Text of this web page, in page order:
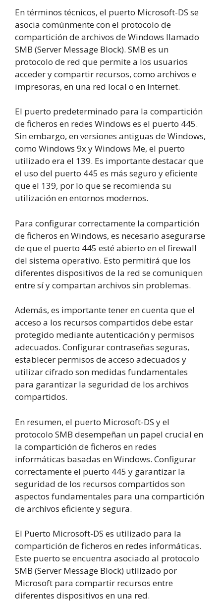
En términos técnicos, el puerto Microsoft-DS se
asocia comúnmente con el protocolo de
compartición de archivos de Windows llamado
SMB (Server Message Block). SMB es un
protocolo de red que permite a los usuarios
acceder y compartir recursos, como archivos e
impresoras, en una red local o en Internet.
El puerto predeterminado para la compartición
de ficheros en redes Windows es el puerto 445.
Sin embargo, en versiones antiguas de Windows,
como Windows 9x y Windows Me, el puerto
utilizado era el 139. Es importante destacar que
el uso del puerto 445 es más seguro y eficiente
que el 139, por lo que se recomienda su
utilización en entornos modernos.
Para configurar correctamente la compartición
de ficheros en Windows, es necesario asegurarse
de que el puerto 445 esté abierto en el firewall
del sistema operativo. Esto permitirá que los
diferentes dispositivos de la red se comuniquen
entre sí y compartan archivos sin problemas.
Además, es importante tener en cuenta que el
acceso a los recursos compartidos debe estar
protegido mediante autenticación y permisos
adecuados. Configurar contraseñas seguras,
establecer permisos de acceso adecuados y
utilizar cifrado son medidas fundamentales
para garantizar la seguridad de los archivos
compartidos.
En resumen, el puerto Microsoft-DS y el
protocolo SMB desempeñan un papel crucial en
la compartición de ficheros en redes
informáticas basadas en Windows. Configurar
correctamente el puerto 445 y garantizar la
seguridad de los recursos compartidos son
aspectos fundamentales para una compartición
de archivos eficiente y segura.
El Puerto Microsoft-DS es utilizado para la
compartición de ficheros en redes informáticas.
Este puerto se encuentra asociado al protocolo
SMB (Server Message Block) utilizado por
Microsoft para compartir recursos entre
diferentes dispositivos en una red.